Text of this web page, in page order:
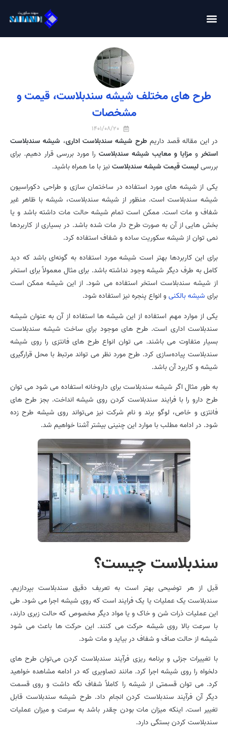
طرح های مختلف شیشه سندبلاست، قیمت و
مشخصات
1401/08/20
در این مقاله قصد داریمطرح شیشه سندبلاست اداری، شیشه سندبلاست
استخرو مزایا و معایب شیشه سندبلاست را مورد بررسی قرار دهیم. برای
بررسیلیست قیمت شیشه سندبلاستنیز با ما همراه باشید.
یکی از شیشه های مورد استفاده در ساختمان سازی و طراحی دکوراسیون
شیشه سندبلاست است. منظور از شیشه سندبلاست، شیشه با ظاهر غیر
شفاف و مات است. ممکن است تمام شیشه حالت مات داشته باشد و یا
بخش هایی از آن به صورت طرح دار مات شده باشد. در بسیاری از کاربردها
نمی توان از شیشه سکوریت ساده و شفاف استفاده کرد.
برای این کاربردها بهتر است شیشه مورد استفاده به گونه‌ای باشد که دید
کامل به طرف دیگر شیشه وجود نداشته باشد. برای مثال معمولاً برای استخر
از شیشه سندبلاست استخر استفاده می شود. از این شیشه ممکن است
برای شیشه بالکنیو انواع پنجره نیز استفاده شود.
یکی از موارد مهم استفاده از این شیشه ها استفاده از آن به عنوان شیشه
سندبلاست اداری است. طرح های موجود برای ساخت شیشه سندبلاست
بسیار متفاوت می باشند. می توان انواع طرح های فانتزی را روی شیشه
سندبلاست پیاده‌سازی کرد. طرح مورد نظر می تواند مرتبط با محل قرارگیری
شیشه و کاربرد آن باشد.
به طور مثال اگر شیشه سندبلاست برای داروخانه استفاده می شود می توان
طرح دارو را با فرایند سندبلاست کردن روی شیشه انداخت. بجز طرح های
فانتزی و خاص، لوگو برند و نام شرکت نیز می‌تواند روی شیشه طرح زده
شود. در ادامه مطلب با موارد این چنینی بیشتر آشنا خواهیم شد.
سندبلاست چیست؟
قبل از هر توضیحی بهتر است به تعریف دقیق سندبلاست بپردازیم.
سندبلاست یک عملیات یا یک فرایند است که روی شیشه اجرا می شود. طی
این عملیات ذرات شن و خاک و یا مواد دیگر مخصوص که حالت زبری دارند،
با سرعت بالا روی شیشه حرکت می کنند. این حرکت ها باعث می شود
شیشه از حالت صاف و شفاف در بیاید و مات شود.
با تغییرات جزئی و برنامه ‌ریزی فرآیند سندبلاست کردن می‌توان طرح های
دلخواه را روی شیشه اجرا کرد. مانند تصاویری که در ادامه مشاهده خواهید
کرد. می توان قسمتی از شیشه را کاملاً شفاف نگه داشت و روی قسمت
دیگر آن فرآیند سندبلاست کردن انجام داد. طرح شیشه سندبلاست قابل
تغییر است. اینکه میزان مات بودن چقدر باشد به سرعت و میزان عملیات
سندبلاست کردن بستگی دارد.